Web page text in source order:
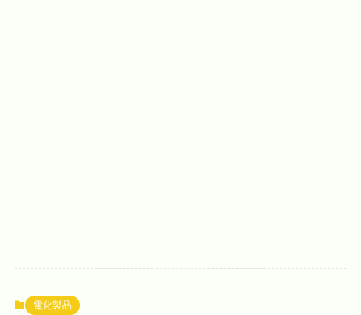
電化製品